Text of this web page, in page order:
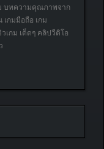
ม บทความคุณภาพจาก
กมมือถือ เกม
วเกม เด็ดๆ คลิปวีดิโอ